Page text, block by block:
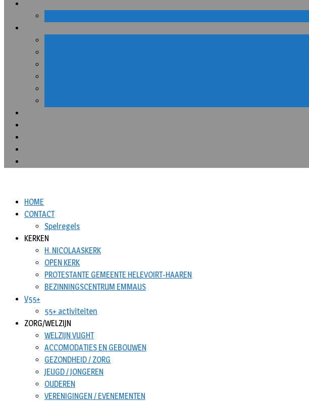
HOME
CONTACT
Spelregels
KERKEN
H. NICOLAASKERK
OPEN KERK
PROTESTANTE GEMEENTE HELEVOIRT-HAAREN
BEZINNINGSCENTRUM EMMAUS
V55+
55+ activiteiten
ZORG/WELZIJN
WELZIJN VUGHT
ACCOMODATIES EN GEBOUWEN
GEZONDHEID / ZORG
JEUGD / JONGEREN
OUDEREN
VERENIGINGEN / EVENEMENTEN